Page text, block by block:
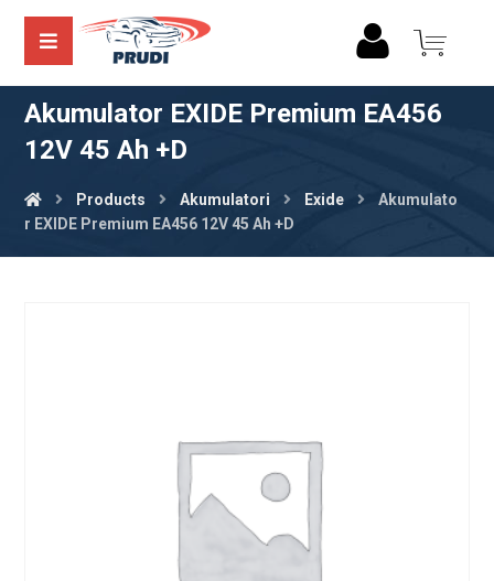
Akumulator EXIDE Premium EA456
12V 45 Ah +D
Products Akumulatori Exide
Akumulato
r EXIDE Premium EA456 12V 45 Ah +D